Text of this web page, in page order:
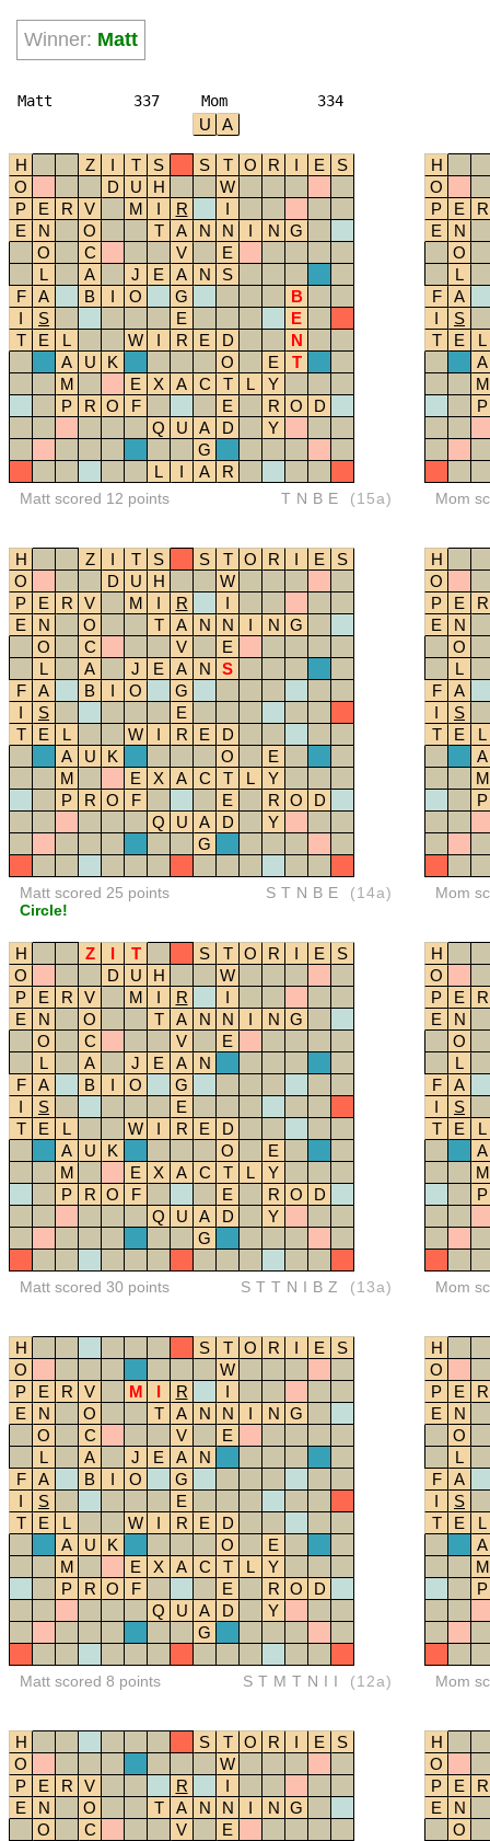
Winner: Matt
Matt 337 Mom 334
U A
H Z I T S S T O R I E
S
O
D U H
W
P
E R V M I R
I
E
N O T A N N I N G
O
C V
E
L
A J E A N
S
F
A B I O G
B
I
S E
E
T
E L W I R E D
N
A
U K O E
T
M
E X A C T L
Y
P
R O F E R O
D
Q
U A D
Y
G
L
I A R
Matt scored 12 points TNBE (15a)
H
O
P
E
R
E
N
O
L
F
A
I
S
T
E
L
A
M
P
Mom
H Z I T S S T O R I E
S
O
D U H
W
P
E R V M I R
I
E
N O T A N N I N G
O
C V
E
L
A J E A N
S
F
A B I O
G
I
S
E
T
E L W I R E
D
A
U K O
E
M
E X A C T L
Y
P
R O F E R O
D
Q
U A D
Y
G
Matt scored 25 points
Circle!
STNBE (14a)
H
O
P
E
R
E
N
O
L
F
A
I
S
T
E
L
A
M
P
Mom
H Z I T S T O R I E
S
O
D U H
W
P
E R V M I R
I
E
N O T A N N I N G
O
C V
E
L
A J E A
N
F
A B I O
G
I
S
E
T
E L W I R E
D
A
U K O
E
M
E X A C T L
Y
P
R O F E R O
D
Q
U A D
Y
G
Matt scored 30 points STTNIBZ (13a)
H
O
P
E
R
E
N
O
L
F
A
I
S
T
E
L
A
M
P
Mom
H S T O R I E
S
O
W
P
E R V M I R
I
E
N O T A N N I N G
O
C V
E
L
A J E A
N
F
A B I O
G
I
S
E
T
E L W I R E
D
A
U K O
E
M
E X A C T L
Y
P
R O F E R O
D
Q
U A D
Y
G
Matt scored 8 points STMTNII (12a)
H
O
P
E
R
E
N
O
L
F
A
I
S
T
E
L
A
M
P
Mom
H S T O R I E
S
O
W
P
E R V R
I
E
N O T A N N I N G
O
C V
E
H
O
P
E
R
E
N
O